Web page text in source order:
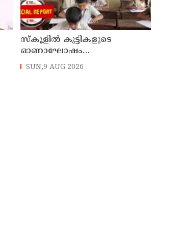
സ്‌കൂളില്‍ കുട്ടികളുടെ
ഓണാഘോഷം
ഇല്ലാതാക്കുന്നത്
എന്തിനുവേണ്ടി? പരീക്ഷ
SUN,9 AUG 2026